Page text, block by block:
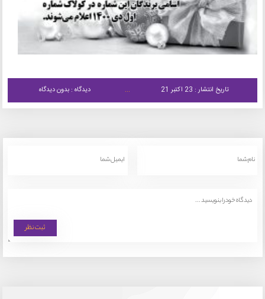
تاریخ انتشار : 23 اکتبر 21 دیدگاه : بدون دیدگاه